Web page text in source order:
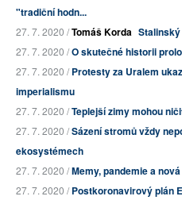
"tradiční hodn...
27. 7. 2020 /Tomáš Korda Stalinský
27. 7. 2020 /O skutečné historii
27. 7. 2020 /Protesty za Uralem
imperialismu
27. 7. 2020 /Teplejší zimy mohou
27. 7. 2020 /Sázení stromů vždy
ekosystémech
27. 7. 2020 /Memy, pandemie a
27. 7. 2020 /Postkoronavirový plán